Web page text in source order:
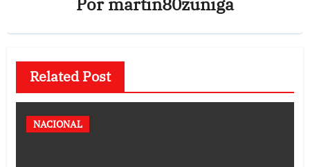
Related Post
NACIONAL